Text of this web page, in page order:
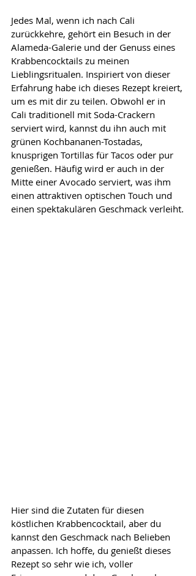
Jedes Mal, wenn ich nach Cali
zurückkehre, gehört ein Besuch in der
Alameda-Galerie und der Genuss eines
Krabbencocktails zu meinen
Lieblingsritualen. Inspiriert von dieser
Erfahrung habe ich dieses Rezept kreiert,
um es mit dir zu teilen. Obwohl er in
Cali traditionell mit Soda-Crackern
serviert wird, kannst du ihn auch mit
grünen Kochbananen-Tostadas,
knusprigen Tortillas für Tacos oder pur
genießen. Häufig wird er auch in der
Mitte einer Avocado serviert, was ihm
einen attraktiven optischen Touch und
einen spektakulären Geschmack verleiht.
Hier sind die Zutaten für diesen
köstlichen Krabbencocktail, aber du
kannst den Geschmack nach Belieben
anpassen. Ich hoffe, du genießt dieses
Rezept so sehr wie ich, voller